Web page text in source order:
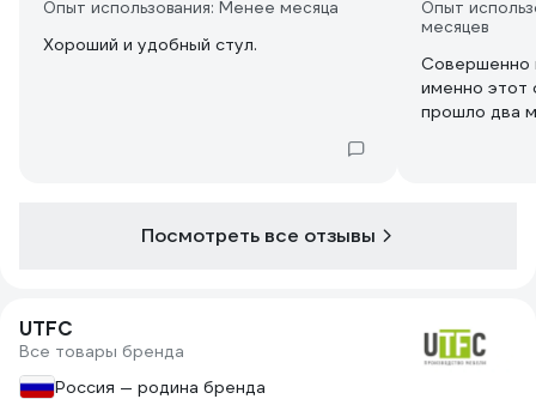
Опыт использования: Менее месяца
Хороший и удобный стул.
Опыт
месяцев
Совершенно
именно этот
прошло два
Посмотреть все отзывы
UTFC
Все товары бренда
Россия — родина бренда